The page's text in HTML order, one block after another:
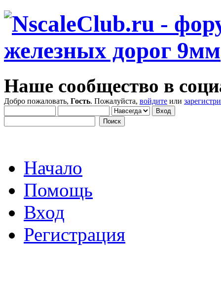
Наше сообщество в
Добро пожаловать, Гость. Пожалуйста, войдите или
Начало
Помощь
Вход
Регистрация